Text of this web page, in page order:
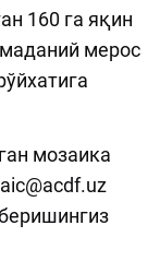
160 га яқин
мерос
мозаика